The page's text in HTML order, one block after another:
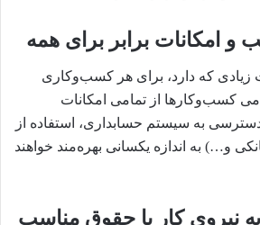
و امکانات برابر برای همه
که دارد، برای هر کسب‌وکاری
کسب‌وکارها از تمامی امکانات
به سیستم حسابداری، استفاده از
و…) به اندازه یکسانی بهره‌مند خواهند
نیروی کار با حقوق مناسب